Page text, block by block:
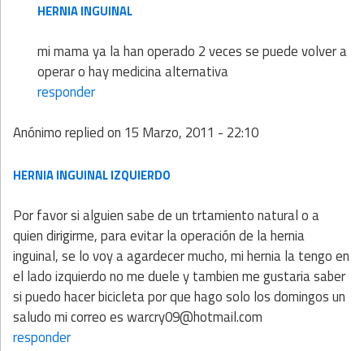
HERNIA INGUINAL
mi mama ya la han operado 2 veces se puede volver a
operar o hay medicina alternativa
responder
Anónimoreplied on 15 Marzo, 2011 - 22:10
HERNIA INGUINAL IZQUIERDO
Por favor si alguien sabe de un trtamiento natural o a
quien dirigirme, para evitar la operación de la hernia
inguinal, se lo voy a agardecer mucho, mi hernia la tengo en
el lado izquierdo no me duele y tambien me gustaria saber
si puedo hacer bicicleta por que hago solo los domingos un
saludo mi correo es warcry09@hotmail.com
responder